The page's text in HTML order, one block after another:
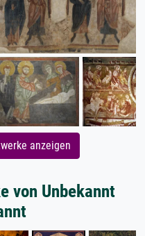
anzeigen
von Unbekannt